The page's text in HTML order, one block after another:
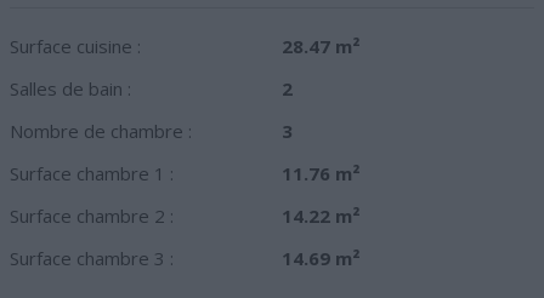
Surface cuisine :
28.47 m²
Salles de bain :
2
Nombre de chambre :
3
Surface chambre 1 :
11.76 m²
Surface chambre 2 :
14.22 m²
Surface chambre 3 :
14.69 m²